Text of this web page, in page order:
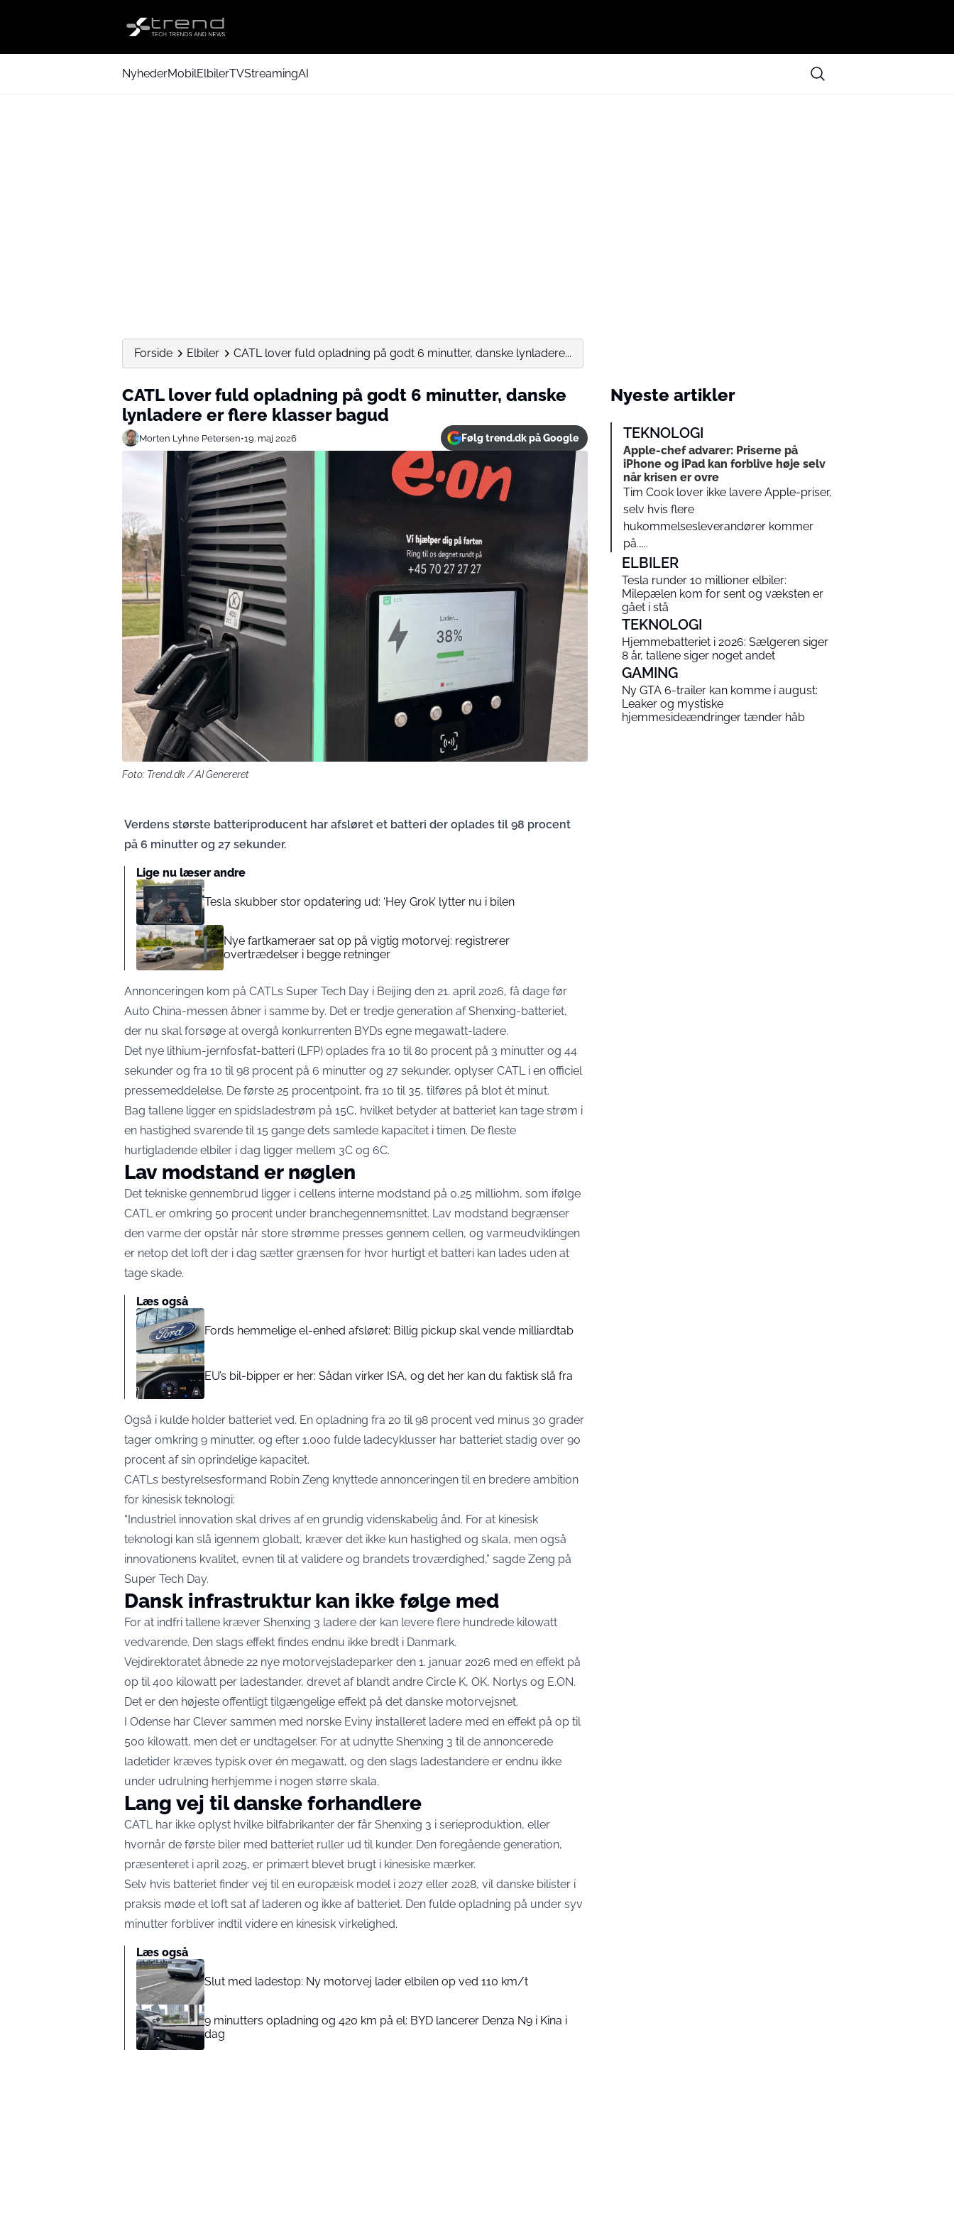
NyhederMobilElbilerTVStreamingAI
Forside Elbiler CATL lover fuld opladning på godt 6 minutter, danske lynladere...
CATL lover fuld opladning på godt 6 minutter, danske
lynladere er flere klasser bagud
Morten Lyhne Petersen•19. maj 2026 Følg trend.dk på Google
Foto: Trend.dk / AI Genereret
Verdens største batteriproducent har afsløret et batteri der oplades til 98 procent
på 6 minutter og 27 sekunder.
Lige nu læser andre
Tesla skubber stor opdatering ud: ‘Hey Grok’ lytter nu i bilen
Nye fartkameraer sat op på vigtig motorvej: registrerer
overtrædelser i begge retninger
Annonceringen kom på CATLs Super Tech Day i Beijing den 21. april 2026, få dage før
Auto China-messen åbner i samme by. Det er tredje generation af Shenxing-batteriet,
der nu skal forsøge at overgå konkurrenten BYDs egne megawatt-ladere.
Det nye lithium-jernfosfat-batteri (LFP) oplades fra 10 til 80 procent på 3 minutter og 44
sekunder og fra 10 til 98 procent på 6 minutter og 27 sekunder, oplyser CATL i en officiel
pressemeddelelse. De første 25 procentpoint, fra 10 til 35, tilføres på blot ét minut.
Bag tallene ligger en spidsladestrøm på 15C, hvilket betyder at batteriet kan tage strøm i
en hastighed svarende til 15 gange dets samlede kapacitet i timen. De fleste
hurtigladende elbiler i dag ligger mellem 3C og 6C.
Lav modstand er nøglen
Det tekniske gennembrud ligger i cellens interne modstand på 0,25 milliohm, som ifølge
CATL er omkring 50 procent under branchegennemsnittet. Lav modstand begrænser
den varme der opstår når store strømme presses gennem cellen, og varmeudviklingen
er netop det loft der i dag sætter grænsen for hvor hurtigt et batteri kan lades uden at
tage skade.
Læs også
Fords hemmelige el-enhed afsløret: Billig pickup skal vende milliardtab
EU’s bil-bipper er her: Sådan virker ISA, og det her kan du faktisk slå fra
Også i kulde holder batteriet ved. En opladning fra 20 til 98 procent ved minus 30 grader
tager omkring 9 minutter, og efter 1.000 fulde ladecyklusser har batteriet stadig over 90
procent af sin oprindelige kapacitet.
CATLs bestyrelsesformand Robin Zeng knyttede annonceringen til en bredere ambition
for kinesisk teknologi:
“Industriel innovation skal drives af en grundig videnskabelig ånd. For at kinesisk
teknologi kan slå igennem globalt, kræver det ikke kun hastighed og skala, men også
innovationens kvalitet, evnen til at validere og brandets troværdighed,” sagde Zeng på
Super Tech Day.
Dansk infrastruktur kan ikke følge med
For at indfri tallene kræver Shenxing 3 ladere der kan levere flere hundrede kilowatt
vedvarende. Den slags effekt findes endnu ikke bredt i Danmark.
Vejdirektoratet åbnede 22 nye motorvejsladeparker den 1. januar 2026 med en effekt på
op til 400 kilowatt per ladestander, drevet af blandt andre Circle K, OK, Norlys og E.ON.
Det er den højeste offentligt tilgængelige effekt på det danske motorvejsnet.
I Odense har Clever sammen med norske Eviny installeret ladere med en effekt på op til
500 kilowatt, men det er undtagelser. For at udnytte Shenxing 3 til de annoncerede
ladetider kræves typisk over én megawatt, og den slags ladestandere er endnu ikke
under udrulning herhjemme i nogen større skala.
Lang vej til danske forhandlere
CATL har ikke oplyst hvilke bilfabrikanter der får Shenxing 3 i serieproduktion, eller
hvornår de første biler med batteriet ruller ud til kunder. Den foregående generation,
præsenteret i april 2025, er primært blevet brugt i kinesiske mærker.
Selv hvis batteriet finder vej til en europæisk model i 2027 eller 2028, vil danske bilister i
praksis møde et loft sat af laderen og ikke af batteriet. Den fulde opladning på under syv
minutter forbliver indtil videre en kinesisk virkelighed.
Læs også
Slut med ladestop: Ny motorvej lader elbilen op ved 110 km/t
9 minutters opladning og 420 km på el: BYD lancerer Denza N9 i Kina i
dag
Nyeste artikler
TEKNOLOGI
Apple-chef advarer: Priserne på
iPhone og iPad kan forblive høje selv
når krisen er ovre
Tim Cook lover ikke lavere Apple-priser,
selv hvis flere
hukommelsesleverandører kommer
på…...
ELBILER
Tesla runder 10 millioner elbiler:
Milepælen kom for sent og væksten er
gået i stå
TEKNOLOGI
Hjemmebatteriet i 2026: Sælgeren siger
8 år, tallene siger noget andet
GAMING
Ny GTA 6-trailer kan komme i august:
Leaker og mystiske
hjemmesideændringer tænder håb